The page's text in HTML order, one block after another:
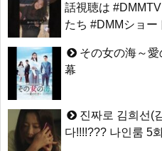
話視聴は
たち #DMMショ
その女の海～
幕
진짜로 김희선(
다!!!!??? 나인룸 5